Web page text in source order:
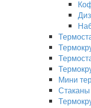
Мини